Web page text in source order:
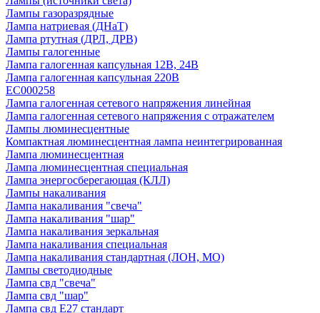
Лампы газоразрядные
Лампа натриевая (ДНаТ)
Лампа ртутная (ДРЛ, ДРВ)
Лампы галогенные
Лампа галогенная капсульная 12В, 24В
Лампа галогенная капсульная 220В
EC000258
Лампа галогенная сетевого напряжения линейная
Лампа галогенная сетевого напряжения с отражателем
Лампы люминесцентные
Компактная люминесцентная лампа неинтегрированная
Лампа люминесцентная
Лампа люминесцентная специальная
Лампа энергосберегающая (КЛЛ)
Лампы накаливания
Лампа накаливания "свеча"
Лампа накаливания "шар"
Лампа накаливания зеркальная
Лампа накаливания специальная
Лампа накаливания стандартная (ЛОН, МО)
Лампы светодиодные
Лампа свд "свеча"
Лампа свд "шар"
Лампа свд E27 стандарт